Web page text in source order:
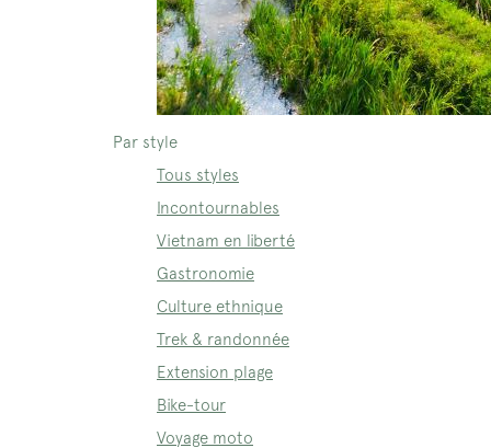
Par style
Tous styles
Incontournables
Vietnam en liberté
Gastronomie
Culture ethnique
Trek & randonnée
Extension plage
Bike-tour
Voyage moto